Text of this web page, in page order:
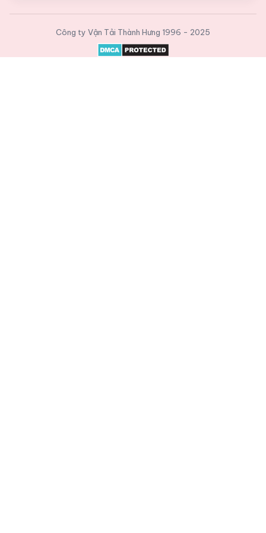
Công ty Vận Tải Thành Hưng 1996 - 2025